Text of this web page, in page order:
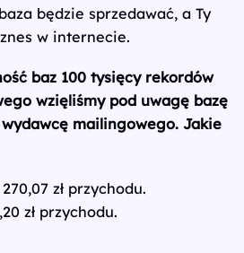
będzie sprzedawać, a Ty
w internecie.
baz 100 tysięcy rekordów
wzięliśmy pod uwagę bazę
wydawcę mailingowego. Jakie
zł przychodu.
zł przychodu.